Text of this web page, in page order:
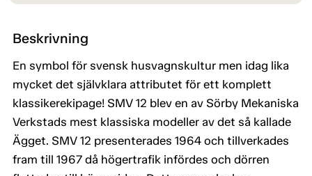
Beskrivning
En symbol för svensk husvagnskultur men idag lika
mycket det självklara attributet för ett komplett
klassikerekipage! SMV 12 blev en av Sörby Mekaniska
Verkstads mest klassiska modeller av det så kallade
Ägget. SMV 12 presenterades 1964 och tillverkades
fram till 1967 då högertrafik infördes och dörren